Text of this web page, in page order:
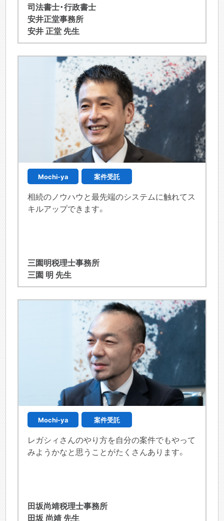
司法書士・行政書士
安井正堂事務所
安井 正堂 先生
Mochi-ya 案件受託
相続のノウハウと最先端のシステムに触れてス
キルアップできます。
三園明税理士事務所
三園 明 先生
Mochi-ya 案件受託
レガシィさんのやり方を自分の案件でもやって
みようかなと思うことがたくさんあります。
田坂尚靖税理士事務所
田坂 尚靖 先生